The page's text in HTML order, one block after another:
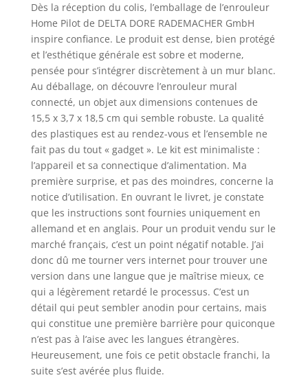
concentre sur
l'essentiel pour une
utilisation
simplifiée.
FONCTIONNEMENT
MANUEL OU
AUTOMATIQUE :
Vous pouvez régler
votre enrouleur
volet PURE pour
qu'il s'enclenche
automatiquement
toutes les 24h en
fonction d'un
horaire d'ouverture
et de fermeture
que vous aurez
défini. Pour plus de
précision, vous
pouvez également
choisir de régler les
horaires de
fonctionnement
selon le lever et le
coucher du soleil.
AUTONOME OU
Dès la réception du colis, l’emballage de l’enrouleur
Home Pilot de DELTA DORE RADEMACHER GmbH
inspire confiance. Le produit est dense, bien protégé
et l’esthétique générale est sobre et moderne,
pensée pour s’intégrer discrètement à un mur blanc.
Au déballage, on découvre l’enrouleur mural
connecté, un objet aux dimensions contenues de
15,5 x 3,7 x 18,5 cm qui semble robuste. La qualité
des plastiques est au rendez-vous et l’ensemble ne
fait pas du tout « gadget ». Le kit est minimaliste :
l’appareil et sa connectique d’alimentation. Ma
première surprise, et pas des moindres, concerne la
notice d’utilisation. En ouvrant le livret, je constate
que les instructions sont fournies uniquement en
allemand et en anglais. Pour un produit vendu sur le
marché français, c’est un point négatif notable. J’ai
donc dû me tourner vers internet pour trouver une
version dans une langue que je maîtrise mieux, ce
qui a légèrement retardé le processus. C’est un
détail qui peut sembler anodin pour certains, mais
qui constitue une première barrière pour quiconque
n’est pas à l’aise avec les langues étrangères.
Heureusement, une fois ce petit obstacle franchi, la
suite s’est avérée plus fluide.